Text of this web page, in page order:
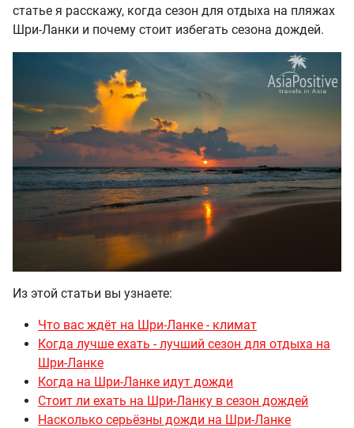
статье я расскажу, когда сезон для отдыха на пляжах
Шри-Ланки и почему стоит избегать сезона дождей.
Из этой статьи вы узнаете:
Что вас ждёт на Шри-Ланке - климат
Когда лучше ехать - лучший сезон для отдыха на
Шри-Ланке
Когда на Шри-Ланке идут дожди
Стоит ли ехать на Шри-Ланку в сезон дождей
Насколько серьёзны дожди на Шри-Ланке